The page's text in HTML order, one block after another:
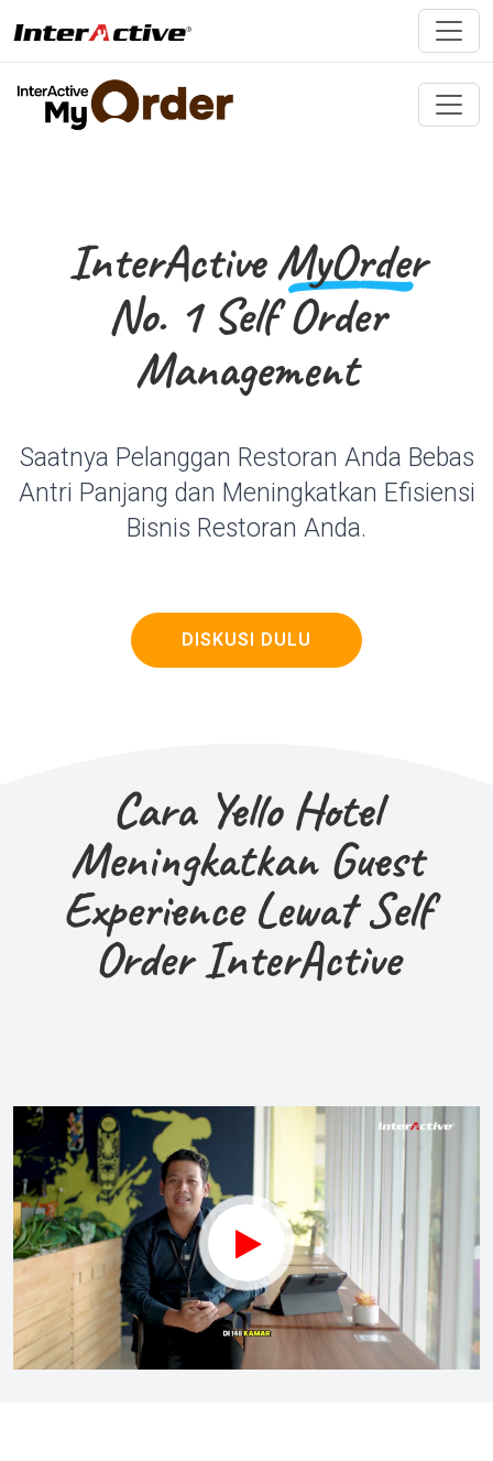
InterActiveMyOrder
No. 1 Self Order
Management
Saatnya Pelanggan Restoran Anda Bebas
Antri Panjang dan Meningkatkan Efisiensi
Bisnis Restoran Anda.
DISKUSI DULU
Cara Yello Hotel
Meningkatkan Guest
Experience Lewat Self
Order InterActive